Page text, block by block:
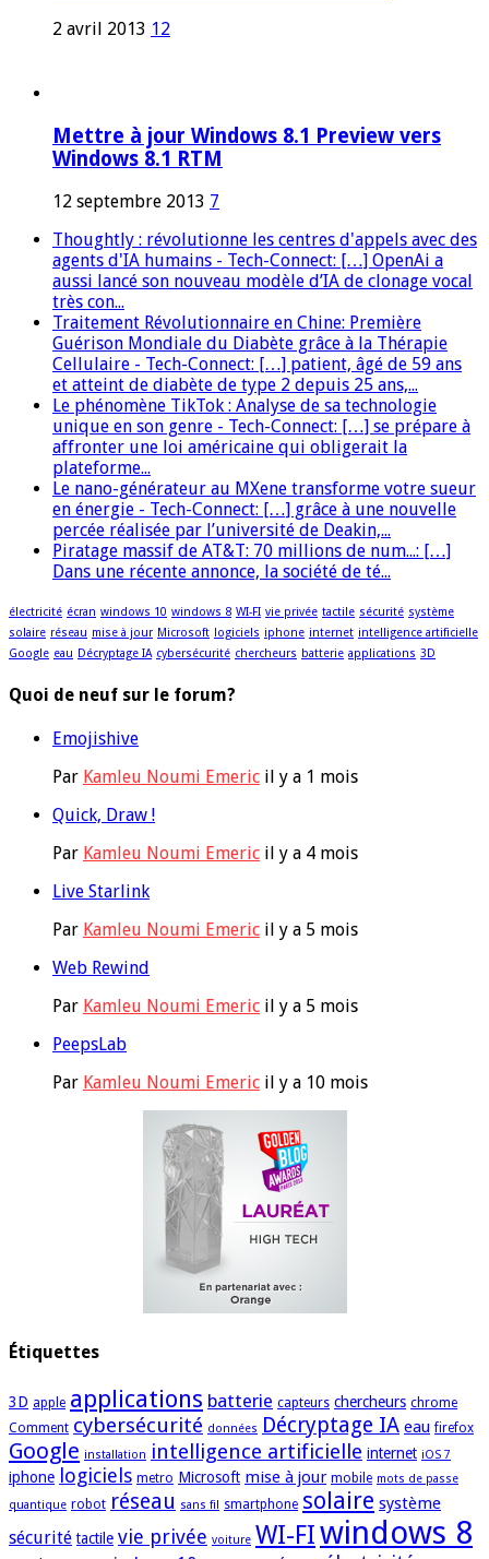
2 avril 2013 12
Mettre à jour Windows 8.1 Preview vers
Windows 8.1 RTM
12 septembre 2013 7
Thoughtly : révolutionne les centres d'appels avec des
agents d'IA humains - Tech-Connect: […] OpenAi a
aussi lancé son nouveau modèle d’IA de clonage vocal
très con...
Traitement Révolutionnaire en Chine: Première
Guérison Mondiale du Diabète grâce à la Thérapie
Cellulaire - Tech-Connect: […] patient, âgé de 59 ans
et atteint de diabète de type 2 depuis 25 ans,...
Le phénomène TikTok : Analyse de sa technologie
unique en son genre - Tech-Connect: […] se prépare à
affronter une loi américaine qui obligerait la
plateforme...
Le nano-générateur au MXene transforme votre sueur
en énergie - Tech-Connect: […] grâce à une nouvelle
percée réalisée par l’université de Deakin,...
Piratage massif de AT&T: 70 millions de num...: […]
Dans une récente annonce, la société de té...
électricité écran windows 10 windows 8 WI-FI vie privée tactile sécurité système
solaire réseau mise à jour Microsoft logiciels iphone internet intelligence artificielle
Google eau Décryptage IA cybersécurité chercheurs batterie applications 3D
Quoi de neuf sur le forum?
Emojishive
Par Kamleu Noumi Emeric il y a 1 mois
Quick, Draw !
Par Kamleu Noumi Emeric il y a 4 mois
Live Starlink
Par Kamleu Noumi Emeric il y a 5 mois
Web Rewind
Par Kamleu Noumi Emeric il y a 5 mois
PeepsLab
Par Kamleu Noumi Emeric il y a 10 mois
Étiquettes
3D apple applications batterie capteurs chercheurs chrome
Comment cybersécurité données Décryptage IA eau firefox
Google installation intelligence artificielle internet iOS 7
iphone logiciels metro Microsoft mise à jour mobile mots de passe
quantique robot réseau sans fil smartphone solaire système
sécurité tactile vie privée voiture WI-FIwindows 8